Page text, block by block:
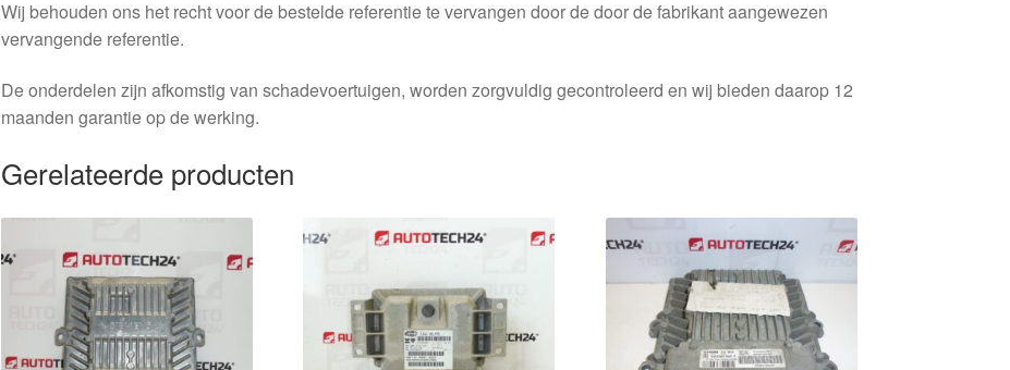
Wij behouden ons het recht voor de bestelde referentie te vervangen door de door de fabrikant aangewezen
vervangende referentie.
De onderdelen zijn afkomstig van schadevoertuigen, worden zorgvuldig gecontroleerd en wij bieden daarop 12
maanden garantie op de werking.
Gerelateerde producten